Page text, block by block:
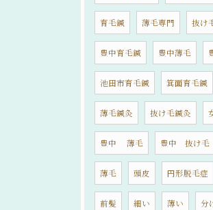
育毛鍼 薄毛専門 抜け
豊中育毛鍼 豊中薄毛
池田市育毛鍼 箕面育毛鍼
薄毛鍼灸 抜け毛鍼灸
豊中 薄毛 豊中 抜け毛
薄毛 頭皮 円形脱毛症
前髪 細い 薄い 分